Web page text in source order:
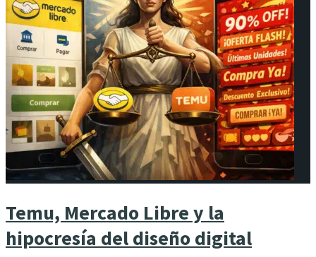
Temu, Mercado Libre y la
hipocresía del diseño digital